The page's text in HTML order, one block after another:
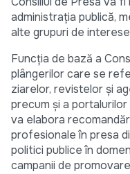
administraţia publică,
alte grupuri de
Funcţia de bază a
plângerilor care se
ziarelor, revistelor şi
precum şi a
va elabora
profesionale în presa
politici publice în
campanii de